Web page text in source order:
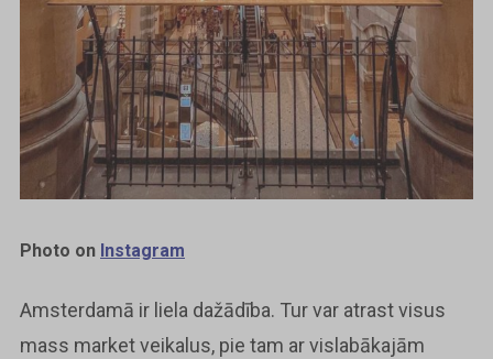
Photo on Instagram
Amsterdamā ir liela dažādība. Tur var atrast visus
mass market veikalus, pie tam ar vislabākajām